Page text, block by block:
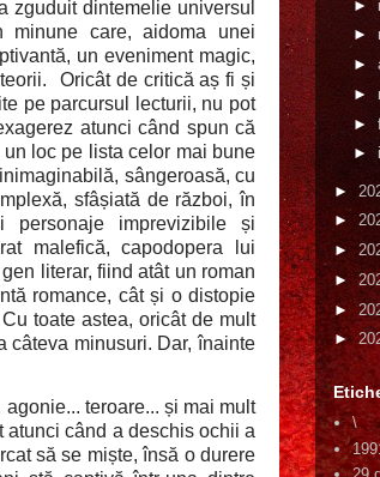
zguduit dintemelie universul
minune care, aidoma unei
un eveniment magic,
Oricât de critică aș fi și
pe parcursul lecturii, nu pot
atunci când spun că
loc pe lista celor mai bune
sângeroasă, cu
sfâșiată de război, în
personaje imprevizibile și
malefică, capodopera lui
literar, fiind atât un roman
romance, cât și o distopie
toate astea, oricât de mult
câteva minusuri. Dar, înainte
agonie... teroare... și mai mult
atunci când a deschis ochii a
să se miște, însă o durere
►
►
►
►
►
►
►
►
►
►
►
►
\